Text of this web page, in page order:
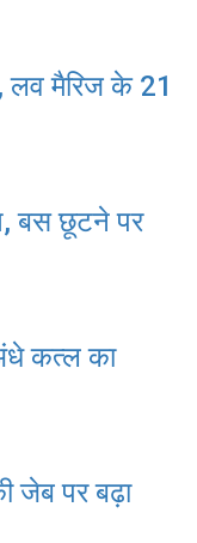
लव मैरिज के 21
बस छूटने पर
कत्ल का
जेब पर बढ़ा